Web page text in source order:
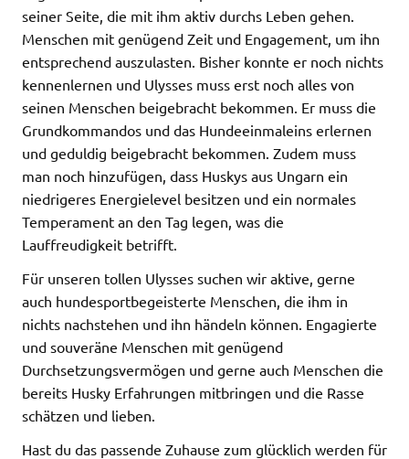
seiner Seite, die mit ihm aktiv durchs Leben gehen.
Menschen mit genügend Zeit und Engagement, um ihn
entsprechend auszulasten. Bisher konnte er noch nichts
kennenlernen und Ulysses muss erst noch alles von
seinen Menschen beigebracht bekommen. Er muss die
Grundkommandos und das Hundeeinmaleins erlernen
und geduldig beigebracht bekommen. Zudem muss
man noch hinzufügen, dass Huskys aus Ungarn ein
niedrigeres Energielevel besitzen und ein normales
Temperament an den Tag legen, was die
Lauffreudigkeit betrifft.
Für unseren tollen Ulysses suchen wir aktive, gerne
auch hundesportbegeisterte Menschen, die ihm in
nichts nachstehen und ihn händeln können. Engagierte
und souveräne Menschen mit genügend
Durchsetzungsvermögen und gerne auch Menschen die
bereits Husky Erfahrungen mitbringen und die Rasse
schätzen und lieben.
Hast du das passende Zuhause zum glücklich werden für